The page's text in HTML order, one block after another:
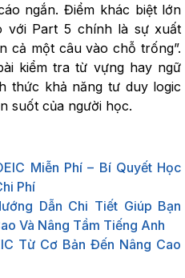
ngắn. Điểm khác biệt lớn
với Part 5 chính là sự xuất
cả một câu vào chỗ trống”.
kiểm tra từ vựng hay ngữ
thức khả năng tư duy logic
suốt của người học.
Miễn Phí – Bí Quyết Học
Phí
Dẫn Chi Tiết Giúp Bạn
Và Nâng Tầm Tiếng Anh
Từ Cơ Bản Đến Nâng Cao